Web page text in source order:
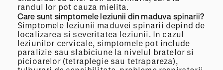
randul lor pot cauza mielita.
Care sunt simptomele leziunii din maduva spinarii?
Simptomele leziunii maduvei spinarii depind de
localizarea si severitatea leziunii. In cazul
leziunilor cervicale, simptomele pot include
paralizie sau slabiciune la nivelul bratelor si
picioarelor (tetraplegie sau tetrapareza),